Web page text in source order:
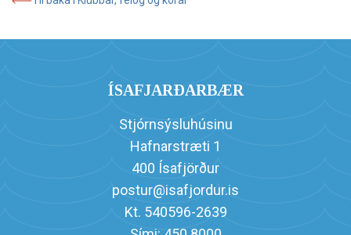
ÍSAFJARÐARBÆR
Stjórnsýsluhúsinu
Hafnarstræti 1
400 Ísafjörður
postur@isafjordur.is
Kt. 540596-2639